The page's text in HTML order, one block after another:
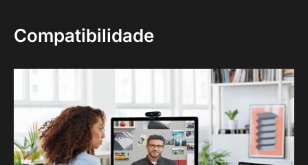
Compatibilidade